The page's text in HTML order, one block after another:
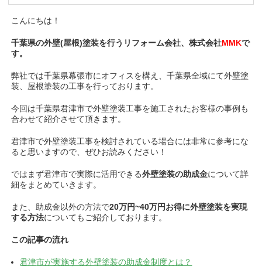
こんにちは！
千葉県の外壁(屋根)塗装を行うリフォーム会社、株式会社MMKで
す。
弊社では千葉県幕張市にオフィスを構え、千葉県全域にて外壁塗
装、屋根塗装の工事を行っております。
今回は千葉県君津市で外壁塗装工事を施工されたお客様の事例も
合わせて紹介させて頂きます。
君津市で外壁塗装工事を検討されている場合には非常に参考にな
ると思いますので、ぜひお読みください！
ではまず君津市で実際に活用できる外壁塗装の助成金について詳
細をまとめていきます。
また、助成金以外の方法で20万円~40万円お得に外壁塗装を実現
する方法についてもご紹介しております。
この記事の流れ
君津市が実施する外壁塗装の助成金制度とは？